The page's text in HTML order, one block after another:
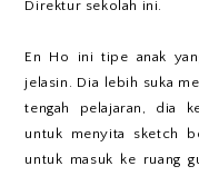
Direktur sekolah ini.
En Ho ini tipe anak
jelasin. Dia lebih suka
tengah pelajaran, dia
untuk menyita sketch
untuk masuk ke ruang